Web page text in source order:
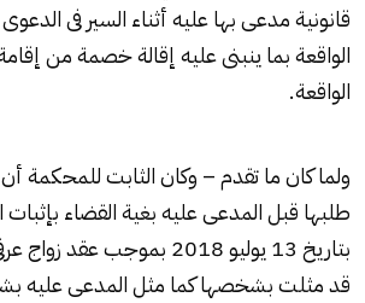
قانونية مدعى بها عليه أثناء السير فى
الواقعة بما ينبنى عليه إقالة خصمة من
الواقعة.
ولما كان ما تقدم – وكان الثابت للمحكمة
طلبها قبل المدعى عليه بغية القضاء بإثبات
بتاريخ 13 يوليو 2018 بموجب
قد مثلت بشخصها كما مثل المدعى عليه